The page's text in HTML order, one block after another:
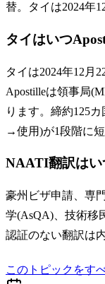
替。タイは2024年
タイはいつ
タイは2024年12月
Apostilleは領事局
ります。締約125
→使用)が1段階に短
NAATI翻訳はい
豪州ビザ申請、専
学(AsQA)、技術移
認証のない翻訳は
このトピックをす